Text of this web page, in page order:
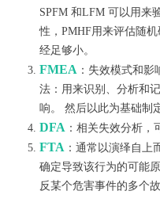
SPFM 和LFM 可以用来
性，PMHF用来评估随
经足够小。
FMEA ：失效模式和
法：用来识别、分析和
响。 然后以此为基础制
DFA ：相关失效分析
FTA ：通常以演绎自上
确定导致该行为的可能
反某个危害事件的多个